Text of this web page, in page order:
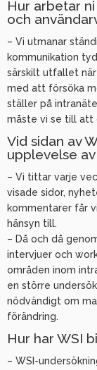
Hur arbetar
och
– Vi utmanar
kommunikation
särskilt utfallet
med att försöka
ställer på
måste vi se till att
Vid sidan av
upplevelse
– Vi tittar varje
visade sidor,
kommentarer får
hänsyn till.
– Då och då
intervjuer och
områden inom
en större
nödvändigt om
förändring.
Hur har WSI
– WSI-